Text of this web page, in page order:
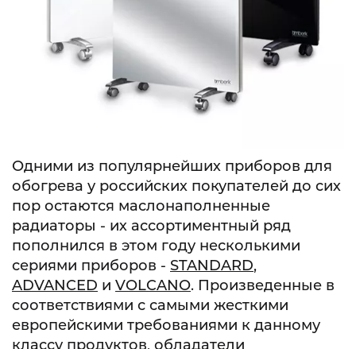
Одними из популярнейших приборов для
обогрева у российских покупателей до сих
пор остаются маслонаполненные
радиаторы - их ассортиментный ряд
пополнился в этом году несколькими
сериями приборов - STANDARD,
ADVANCED и VOLCANO. Произведенные в
соответствиями с самыми жесткими
европейскими требованиями к данному
классу продуктов, обладатели